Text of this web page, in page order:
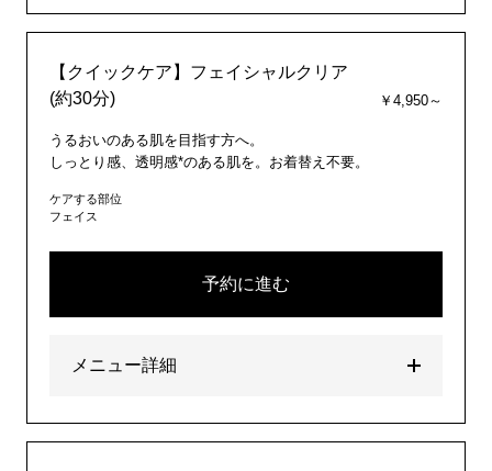
【クイックケア】フェイシャルクリア
(約30分)
￥4,950～
うるおいのある肌を目指す方へ。
しっとり感、透明感*のある肌を。お着替え不要。
ケアする部位
フェイス
予約に進む
メニュー詳細